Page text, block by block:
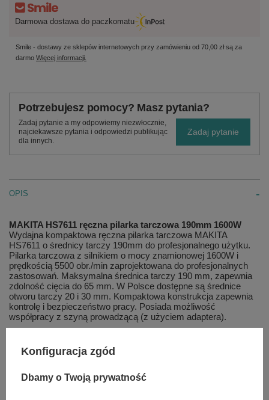
Darmowa dostawa do paczkomatu
Smile - dostawy ze sklepów internetowych przy zamówieniu od 70,00 złsą za
darmo Więcej informacji.
Potrzebujesz pomocy? Masz pytania?
Zadaj pytanie a my odpowiemy niezwłocznie,
najciekawsze pytania i odpowiedzi publikując
dla innych.
Zadaj pytanie
OPIS
MAKITA HS7611 ręczna pilarka tarczowa 190mm 1600W
Wydajna kompaktowa ręczna pilarka tarczowa MAKITA
HS7611 o średnicy tarczy 190mm do profesjonalnego użytku.
Pilarka tarczowa z silnikiem o mocy znamionowej 1600W i
prędkością 5500 obr./min zaprojektowana do profesjonalnych
zastosowań. Maksymalna średnica tarczy 190 mm, zapewnia
zdolność cięcia do 65 mm. W Polsce dostępne są średnice
otworu tarczy 20 i 30 mm. Kompaktowa konstrukcja zapewnia
kontrolę i bezpieczeństwo pracy. Posiada możliwość
współpracy z szyną prowadzącą (z użyciem adaptera).
Ręczna pilarka tarczowa z mocnym silnikiem 1600 W
ustawianie prowadnicy i kąta cięcia
Konfiguracja zgód
Dbamy o Twoją prywatność